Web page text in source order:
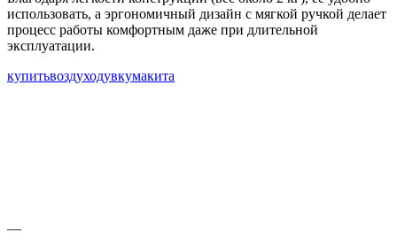
использовать, а эргономичный дизайн с мягкой ручкой делает
процесс работы комфортным даже при длительной
эксплуатации.
купитьвоздуходувкумакита
—